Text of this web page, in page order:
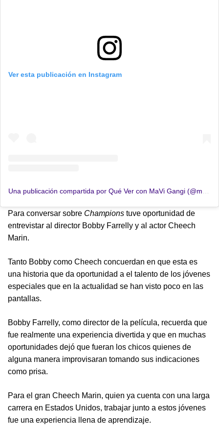
Ver esta publicación en Instagram
Una publicación compartida por Qué Ver con MaVi Gangi (@mavigangi)
Para conversar sobre Champions tuve oportunidad de
entrevistar al director Bobby Farrelly y al actor Cheech
Marin.
Tanto Bobby como Cheech concuerdan en que esta es
una historia que da oportunidad a el talento de los jóvenes
especiales que en la actualidad se han visto poco en las
pantallas.
Bobby Farrelly, como director de la película, recuerda que
fue realmente una experiencia divertida y que en muchas
oportunidades dejó que fueran los chicos quienes de
alguna manera improvisaran tomando sus indicaciones
como prisa.
Para el gran Cheech Marin, quien ya cuenta con una larga
carrera en Estados Unidos, trabajar junto a estos jóvenes
fue una experiencia llena de aprendizaje.